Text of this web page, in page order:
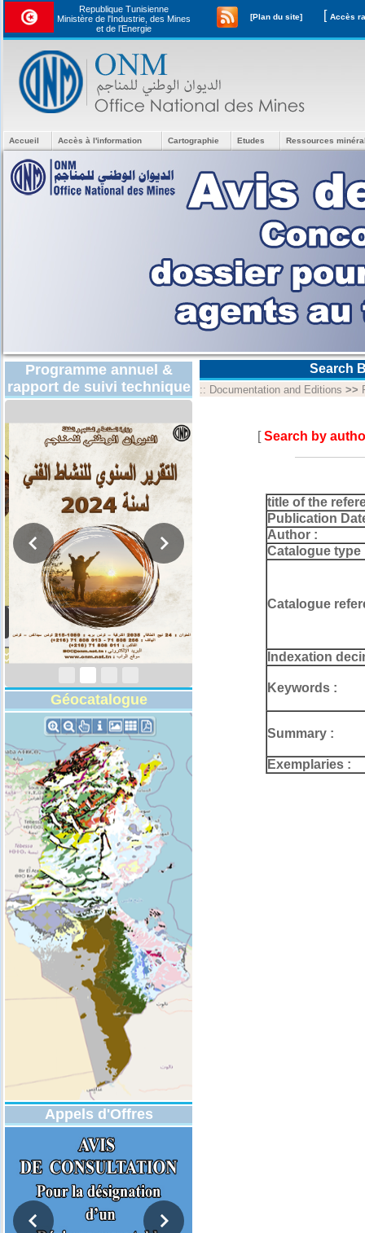
Republique Tunisienne
Ministère de l'Industrie, des Mines
et de l’Energie
[Plan du site] [
Accueil Accès à l'information Cartographie Etudes Ressources
Programme annuel &
rapport de suivi technique
Rapport d'activités
2024
Géocatalogue
Appels d'Offres
Search
:: Documentation and Editions >>
[Search by
title of the
Publication
Author :
Catalogue type
Catalogue
Indexation
Keywords :
Summary :
Exemplaries :